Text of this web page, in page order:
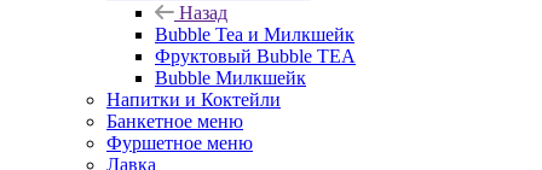
Назад
Bubble Tea и Милкшейк
Фруктовый Bubble TEA
Bubble Милкшейк
Напитки и Коктейли
Банкетное меню
Фуршетное меню
Лавка